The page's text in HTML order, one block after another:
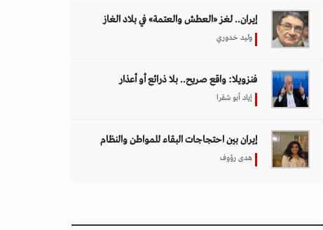
إيران.. لغز «العطش والعتمة» في بلاد الغاز
وليد خدوري
فنزويلا: واقع صريح.. بلا ذرائع أو أعذار
إياد أبو شقرا
إيران بين احتجاجات البقاء للمواطن والنظام
هدى رؤوف